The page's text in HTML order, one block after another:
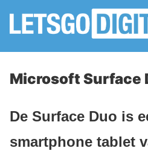
Microsoft Surface
De Surface Duo is
smartphone tablet